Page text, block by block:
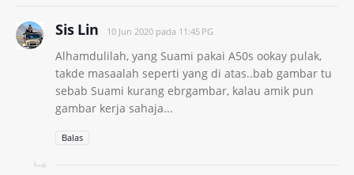
Sis Lin 10 Jun 2020 pada 11:45 PG
Alhamdulilah, yang Suami pakai A50s ookay pulak,
takde masaalah seperti yang di atas..bab gambar tu
sebab Suami kurang ebrgambar, kalau amik pun
gambar kerja sahaja...
Balas